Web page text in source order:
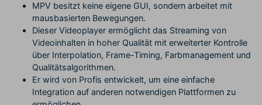
MPV besitzt keine eigene GUI, sondern arbeitet mit
mausbasierten Bewegungen.
Dieser Videoplayer ermöglicht das Streaming von
Videoinhalten in hoher Qualität mit erweiterter Kontrolle
über Interpolation, Frame-Timing, Farbmanagement und
Qualitätsalgorithmen.
Er wird von Profis entwickelt, um eine einfache
Integration auf anderen notwendigen Plattformen zu